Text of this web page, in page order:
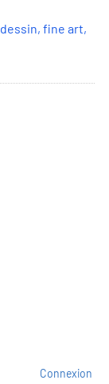
dessin,fine art,
Connexion